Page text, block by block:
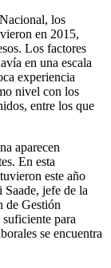
los
en 2015,
Los factores
en una escala
experiencia
nivel con los
entre los que
aparecen
En esta
este año
jefe de la
de Gestión
para
se encuentra